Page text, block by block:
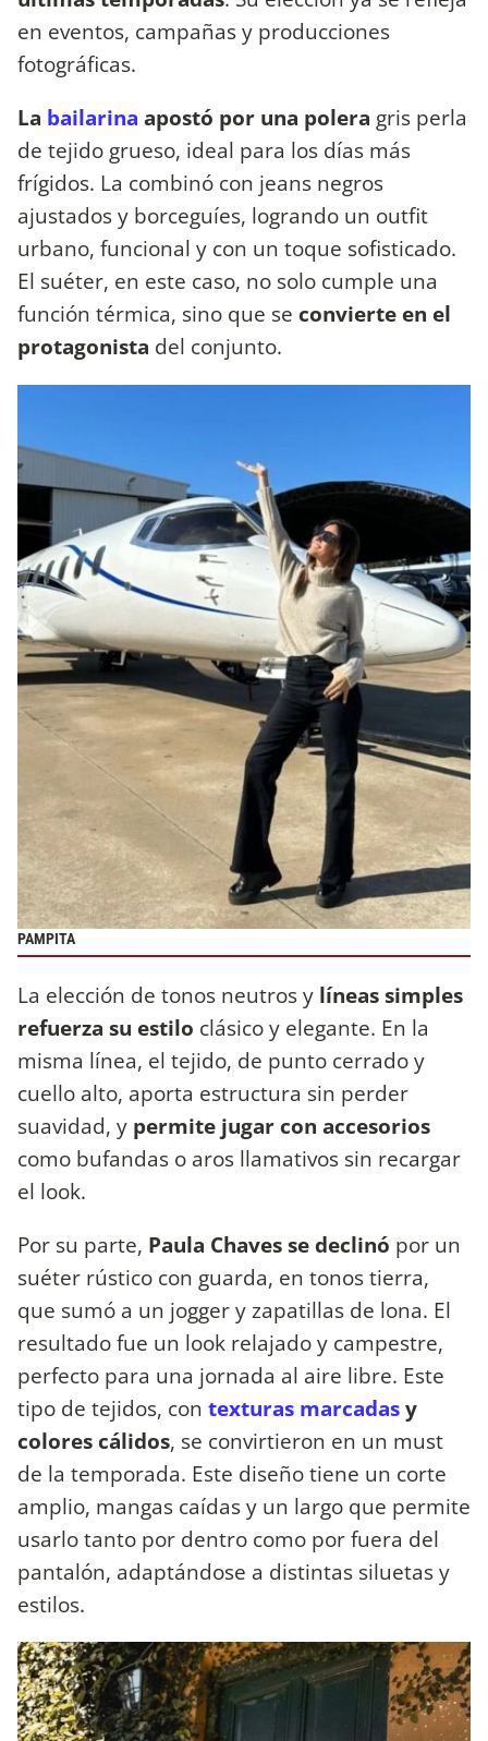
en eventos, campañas y producciones
fotográficas.
La bailarina apostó por una polera gris perla
de tejido grueso, ideal para los días más
frígidos. La combinó con jeans negros
ajustados y borceguíes, logrando un outfit
urbano, funcional y con un toque sofisticado.
El suéter, en este caso, no solo cumple una
función térmica, sino que se convierte en el
protagonista del conjunto.
PAMPITA
La elección de tonos neutros y líneas simples
refuerza su estilo clásico y elegante. En la
misma línea, el tejido, de punto cerrado y
cuello alto, aporta estructura sin perder
suavidad, y permite jugar con accesorios
como bufandas o aros llamativos sin recargar
el look.
Por su parte, Paula Chaves se declinó por un
suéter rústico con guarda, en tonos tierra,
que sumó a un jogger y zapatillas de lona. El
resultado fue un look relajado y campestre,
perfecto para una jornada al aire libre. Este
tipo de tejidos, con texturas marcadasy
colores cálidos, se convirtieron en un must
de la temporada. Este diseño tiene un corte
amplio, mangas caídas y un largo que permite
usarlo tanto por dentro como por fuera del
pantalón, adaptándose a distintas siluetas y
estilos.